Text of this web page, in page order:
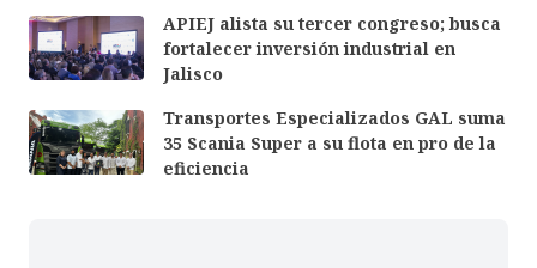
APIEJ alista su tercer congreso; busca
fortalecer inversión industrial en
Jalisco
Transportes Especializados GAL suma
35 Scania Super a su flota en pro de la
eficiencia